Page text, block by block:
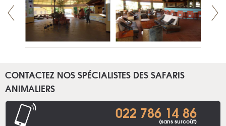
CONTACTEZ NOS SPÉCIALISTES DES SAFARIS
ANIMALIERS
022 786 14 86
(sans surcoût)